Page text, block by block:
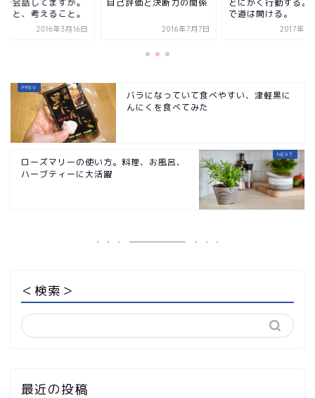
。
。
自己評価と決断力の関係
とにかく行動する。それ
親子で
話すこ
バラになっていて食べやすい、津軽黒に
んにくを食べてみた
ローズマリーの使い方。料理、お風呂、
ハーブティーに大活躍
＜検索＞
最近の投稿